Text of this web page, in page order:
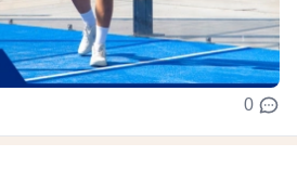
0